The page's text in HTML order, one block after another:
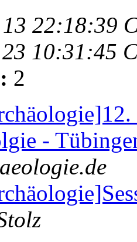
22:18:39
10:31:45
2
-